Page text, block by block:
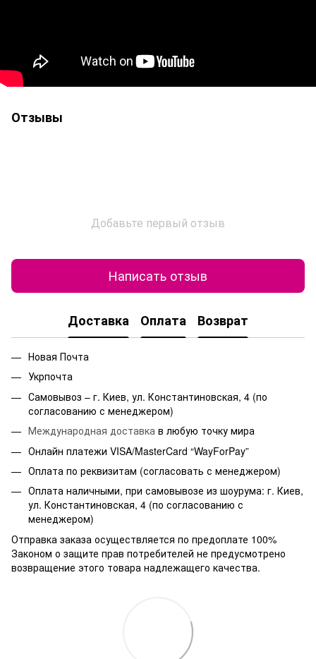
Отзывы
Добавьте первый отзыв
Написать отзыв
Доставка Оплата Возврат
Новая Почта
Укрпочта
Самовывоз – г. Киев, ул. Константиновская, 4 (по
согласованию с менеджером)
Международная доставка в любую точку мира
Онлайн платежи VISA/MasterCard “WayForPay”
Оплата по реквизитам (согласовать с менеджером)
Оплата наличными, при самовывозе из шоурума: г. Киев,
ул. Константиновская, 4 (по согласованию с
менеджером)
Отправка заказа осуществляется по предоплате 100%
Законом о защите прав потребителей не предусмотрено
возвращение этого товара надлежащего качества.